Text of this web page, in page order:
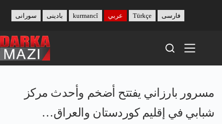
content
بادینی سورانی kurmancî عربي Türkçe فارسی
مسرور بارزاني يفتتح أضخم وأحدث مركز
شبابي في إقليم كوردستان والعراق…